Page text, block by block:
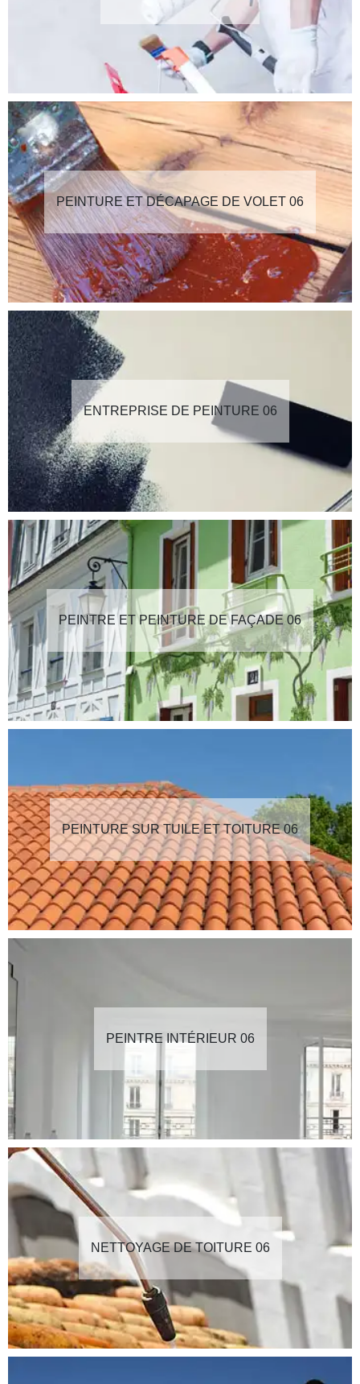
PEINTURE ET DÉCAPAGE DE VOLET 06
ENTREPRISE DE PEINTURE 06
PEINTRE ET PEINTURE DE FAÇADE 06
PEINTURE SUR TUILE ET TOITURE 06
PEINTRE INTÉRIEUR 06
NETTOYAGE DE TOITURE 06